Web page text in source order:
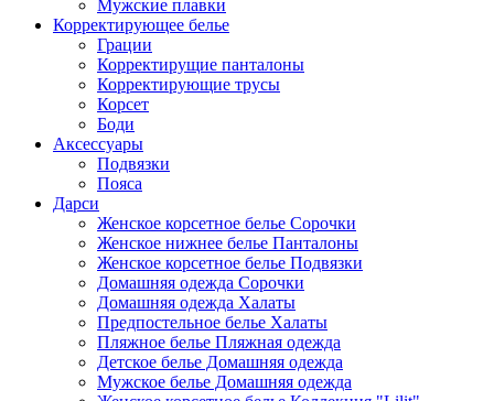
Мужские плавки
Корректирующее белье
Грации
Корректирущие панталоны
Корректирующие трусы
Корсет
Боди
Аксессуары
Подвязки
Пояса
Дарси
Женское корсетное белье Сорочки
Женское нижнее белье Панталоны
Женское корсетное белье Подвязки
Домашняя одежда Сорочки
Домашняя одежда Халаты
Предпостельное белье Халаты
Пляжное белье Пляжная одежда
Детское белье Домашняя одежда
Мужское белье Домашняя одежда